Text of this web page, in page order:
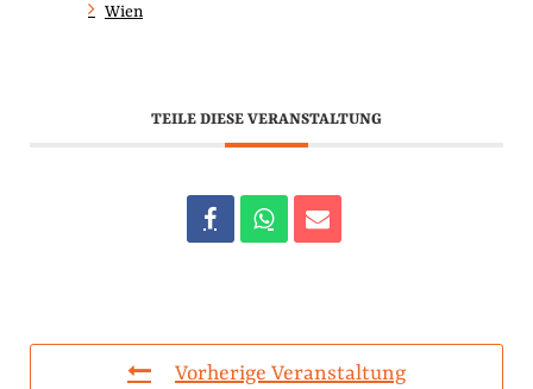
Wien
TEILE DIESE VERANSTALTUNG
Vorherige Veranstaltung